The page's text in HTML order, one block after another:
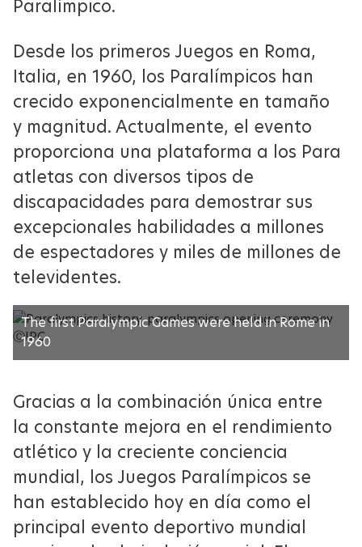
Paralímpico.
Desde los primeros Juegos en Roma,
Italia, en 1960, los Paralímpicos han
crecido exponencialmente en tamaño
y magnitud. Actualmente, el evento
proporciona una plataforma a los Para
atletas con diversos tipos de
discapacidades para demostrar sus
excepcionales habilidades a millones
de espectadores y miles de millones de
televidentes.
ⒸIPC
The first Paralympic Games were held in Rome in
1960
Gracias a la combinación única entre
la constante mejora en el rendimiento
atlético y la creciente conciencia
mundial, los Juegos Paralímpicos se
han establecido hoy en día como el
principal evento deportivo mundial